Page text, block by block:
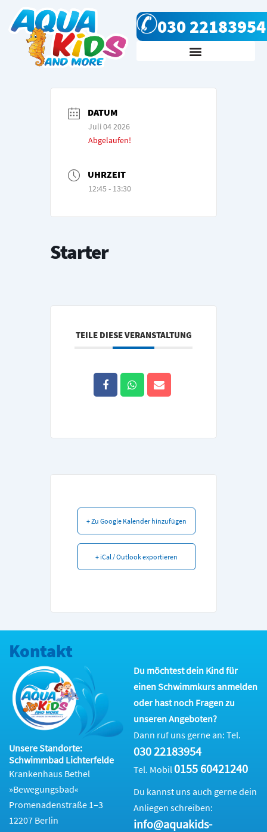
Zum
Inhalt
springen
030 22183954
DATUM
Juli 04 2026
Abgelaufen!
UHRZEIT
12:45 - 13:30
Starter
TEILE DIESE VERANSTALTUNG
+ Zu Google Kalender hinzufügen
+ iCal / Outlook exportieren
Kontakt
Unsere Standorte:
Schwimmbad Lichterfelde
Krankenhaus Bethel
»Bewegungsbad«
Promenadenstraße 1–3
12207 Berlin
Du möchtest dein Kind für
einen Schwimmkurs anmelden
oder hast noch Fragen zu
unseren Angeboten?
Dann ruf uns gerne an: Tel.
030 22183954
Tel. Mobil 0155 60421240
Du kannst uns auch gerne dein
Anliegen schreiben:
info@aquakids-